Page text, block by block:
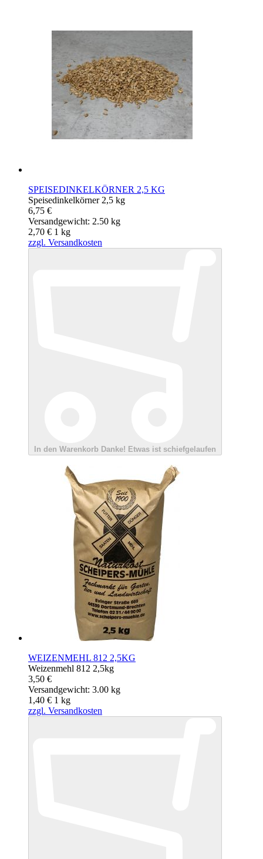
SPEISEDINKELKÖRNER 2,5 KG
Speisedinkelkörner 2,5 kg
6,75 €
Versandgewicht: 2.50 kg
2,70 € 1 kg
zzgl. Versandkosten
In den Warenkorb Danke! Etwas ist schiefgelaufen
WEIZENMEHL 812 2,5KG
Weizenmehl 812 2,5kg
3,50 €
Versandgewicht: 3.00 kg
1,40 € 1 kg
zzgl. Versandkosten